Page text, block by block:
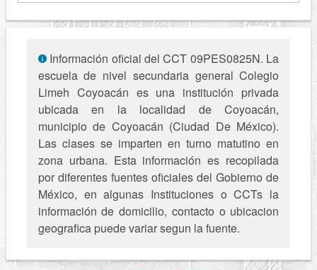
Información oficial del CCT 09PES0825N. La
escuela de nivel secundaria general Colegio
Limeh Coyoacán es una institución privada
ubicada en la localidad de Coyoacán,
municipio de Coyoacán (Ciudad De México).
Las clases se imparten en turno matutino en
zona urbana. Esta información es recopilada
por diferentes fuentes oficiales del Gobierno de
México, en algunas Instituciones o CCTs la
información de domicilio, contacto o ubicacion
geografica puede variar segun la fuente.